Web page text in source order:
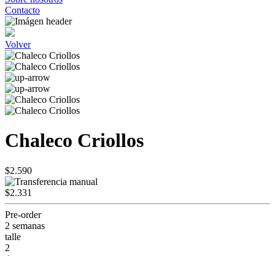
Contacto
Volver
Chaleco Criollos
$2.590
$2.331
Pre-order
2 semanas
talle
2